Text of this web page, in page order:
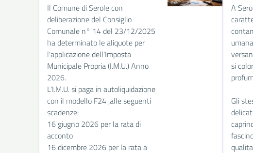
Il Comune di Serole con
deliberazione del Consiglio
Comunale n° 14 del 23/12/2025
ha determinato le aliquote per
l'applicazione dell'Imposta
Municipale Propria (I.M.U.) Anno
2026.
L'I.M.U. si paga in autoliquidazione
con il modello F24 ,alle seguenti
scadenze:
16 giugno 2026 per la rata di
acconto
16 dicembre 2026 per la rata a
A
si
Gli